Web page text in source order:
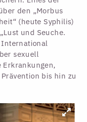
den „Morbus
(heute Syphilis)
und Seuche.
International
sexuell
bis hin zu